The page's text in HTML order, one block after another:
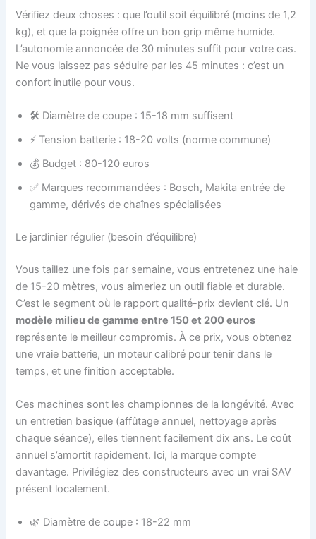
Vérifiez deux choses : que l’outil soit équilibré (moins de 1,2
kg), et que la poignée offre un bon grip même humide.
L’autonomie annoncée de 30 minutes suffit pour votre cas.
Ne vous laissez pas séduire par les 45 minutes : c’est un
confort inutile pour vous.
🛠️ Diamètre de coupe : 15-18 mm suffisent
⚡ Tension batterie : 18-20 volts (norme commune)
💰 Budget : 80-120 euros
✅ Marques recommandées : Bosch, Makita entrée de
gamme, dérivés de chaînes spécialisées
Le jardinier régulier (besoin d’équilibre)
Vous taillez une fois par semaine, vous entretenez une haie
de 15-20 mètres, vous aimeriez un outil fiable et durable.
C’est le segment où le rapport qualité-prix devient clé. Un
modèle milieu de gamme entre 150 et 200 euros
représente le meilleur compromis. À ce prix, vous obtenez
une vraie batterie, un moteur calibré pour tenir dans le
temps, et une finition acceptable.
Ces machines sont les championnes de la longévité. Avec
un entretien basique (affûtage annuel, nettoyage après
chaque séance), elles tiennent facilement dix ans. Le coût
annuel s’amortit rapidement. Ici, la marque compte
davantage. Privilégiez des constructeurs avec un vrai SAV
présent localement.
🌿 Diamètre de coupe : 18-22 mm